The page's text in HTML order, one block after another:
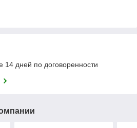
14 дней по договоренности